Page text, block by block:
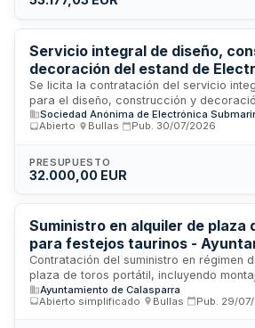
municipales y supervisión del servicio.
Servicio integral de diseño,
decoración del estand de
Submarina para la Feria
Se licita la contratación del servicio
para el diseño, construcción y
de Electrónica Submarina en la V edición
Internacional de Defensa y Seguridad de
fabricación, transporte, montaje,
suministro eléctrico, catering, limpieza,
adjudicataria asumirá la gestión integral
Sociedad Anónima de Electrónica
Abierto
Bullas Pub. 30/07/2026
PRESUPUESTO
32.000,00 EUR
Suministro en alquiler de
para festejos taurinos -
Calasparra
Contratación del suministro en régimen
plaza de toros portátil, incluyendo
desmontaje y certificación, destinada a
festejos taurinos durante los encierros y
Ayuntamiento de Calasparra
Abierto simplificado
Bullas Pub. 29/